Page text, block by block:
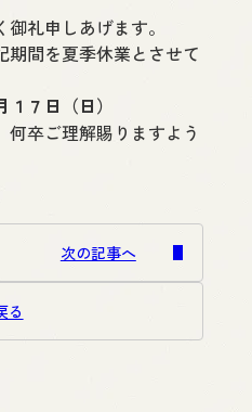
礼申しあげます。
間を夏季休業とさせて
７日（日）
卒ご理解賜りますよう
る
次の記事へ